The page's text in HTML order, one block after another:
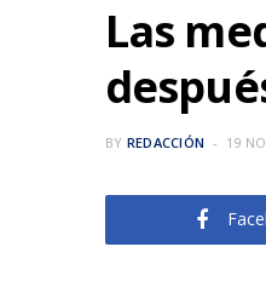
Las
BY REDACCIÓN 19